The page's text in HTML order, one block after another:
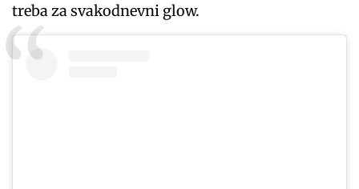
treba za svakodnevni glow.